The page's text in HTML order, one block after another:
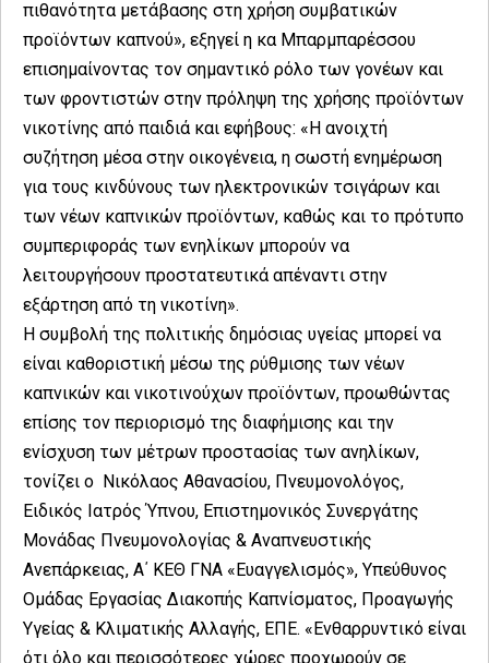
πιθανότητα μετάβασης στη χρήση συμβατικών
προϊόντων καπνού», εξηγεί η κα Μπαρμπαρέσσου
επισημαίνοντας τον σημαντικό ρόλο των γονέων και
των φροντιστών στην πρόληψη της χρήσης προϊόντων
νικοτίνης από παιδιά και εφήβους: «Η ανοιχτή
συζήτηση μέσα στην οικογένεια, η σωστή ενημέρωση
για τους κινδύνους των ηλεκτρονικών τσιγάρων και
των νέων καπνικών προϊόντων, καθώς και το πρότυπο
συμπεριφοράς των ενηλίκων μπορούν να
λειτουργήσουν προστατευτικά απέναντι στην
εξάρτηση από τη νικοτίνη».
Η συμβολή της πολιτικής δημόσιας υγείας μπορεί να
είναι καθοριστική μέσω της ρύθμισης των νέων
καπνικών και νικοτινούχων προϊόντων, προωθώντας
επίσης τον περιορισμό της διαφήμισης και την
ενίσχυση των μέτρων προστασίας των ανηλίκων,
τονίζει ο Νικόλαος Αθανασίου, Πνευμονολόγος,
Ειδικός Ιατρός Ύπνου, Επιστημονικός Συνεργάτης
Μονάδας Πνευμονολογίας & Αναπνευστικής
Ανεπάρκειας, Α΄ ΚΕΘ ΓΝΑ «Ευαγγελισμός», Υπεύθυνος
Ομάδας Εργασίας Διακοπής Καπνίσματος, Προαγωγής
Υγείας & Κλιματικής Αλλαγής, ΕΠΕ. «Ενθαρρυντικό είναι
ότι όλο και περισσότερες χώρες προχωρούν σε